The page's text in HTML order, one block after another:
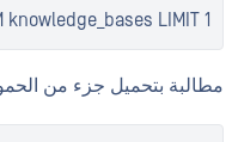
LIMIT 1"}END_JSON
مطالبة بتحميل جزء من